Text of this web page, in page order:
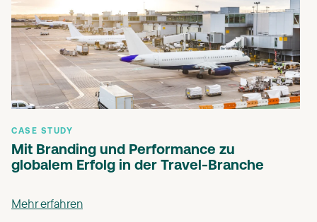
CASE STUDY
Mit Branding und Performance zu
globalem Erfolg in der Travel-Branche
Mehr erfahren